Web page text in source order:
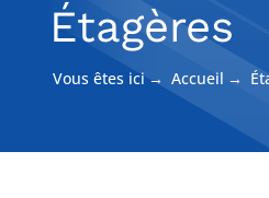
Étagères
Vous êtes ici→ Accueil →